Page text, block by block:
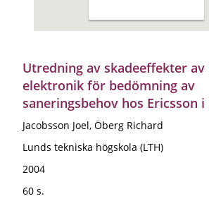
Utredning av skadeeffekter av
elektronik för bedömning av
saneringsbehov hos Ericsson i
Jacobsson Joel, Öberg Richard
Lunds tekniska högskola (LTH)
2004
60 s.